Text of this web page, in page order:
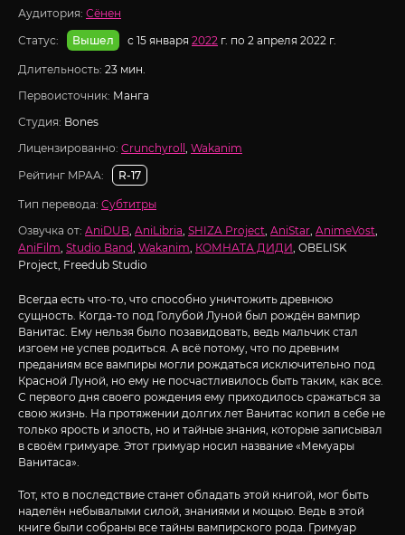
Аудитория: Сёнен
Статус:
Вышел с 15 января 2022 г. по 2 апреля 2022 г.
Длительность: 23 мин.
Первоисточник: Манга
Студия: Bones
Лицензированно: Crunchyroll , Wakanim
Рейтинг MPAA:
R-17
Тип перевода: Субтитры
Озвучка от: AniDUB, AniLibria, SHIZA Project, AniStar, AnimeVost,
AniFilm, Studio Band, Wakanim, КОМНАТА ДИДИ, OBELISK
Project, Freedub Studio
Всегда есть что-то, что способно уничтожить древнюю
сущность. Когда-то под Голубой Луной был рождён вампир
Ванитас. Ему нельзя было позавидовать, ведь мальчик стал
изгоем не успев родиться. А всё потому, что по древним
преданиям все вампиры могли рождаться исключительно под
Красной Луной, но ему не посчастливилось быть таким, как все.
С первого дня своего рождения ему приходилось сражаться за
свою жизнь. На протяжении долгих лет Ванитас копил в себе не
только ярость и злость, но и тайные знания, которые записывал
в своём гримуаре. Этот гримуар носил название «Мемуары
Ванитаса».
Тот, кто в последствие станет обладать этой книгой, мог быть
наделён небывалыми силой, знаниями и мощью. Ведь в этой
книге были собраны все тайны вампирского рода. Гримуар